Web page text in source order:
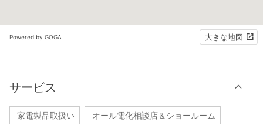
Powered by GOGA 大きな地図
サービス
家電製品取扱い オール電化相談店＆ショールーム